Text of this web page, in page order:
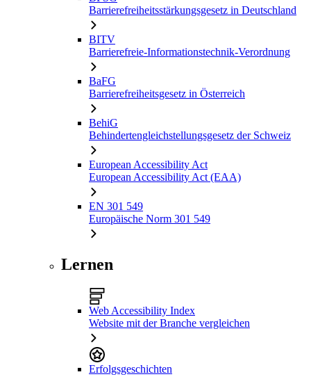
Barrierefreiheitsstärkungsgesetz in Deutschland
BITV
Barrierefreie-Informationstechnik-Verordnung
BaFG
Barrierefreiheitsgesetz in Österreich
BehiG
Behindertengleichstellungsgesetz der Schweiz
European Accessibility Act
European Accessibility Act (EAA)
EN 301 549
Europäische Norm 301 549
Lernen
Web Accessibility Index
Website mit der Branche vergleichen
Erfolgsgeschichten